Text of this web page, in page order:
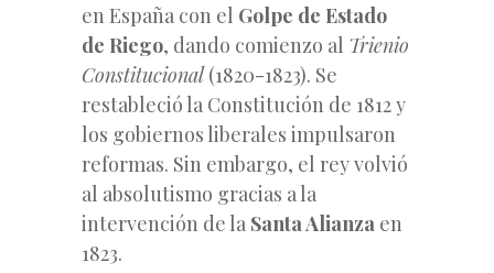
en España con el Golpe de Estado
de Riego, dando comienzo al Trienio
Constitucional(1820-1823). Se
restableció la Constitución de 1812 y
los gobiernos liberales impulsaron
reformas. Sin embargo, el rey volvió
al absolutismo gracias a la
intervención de la Santa Alianza en
1823.